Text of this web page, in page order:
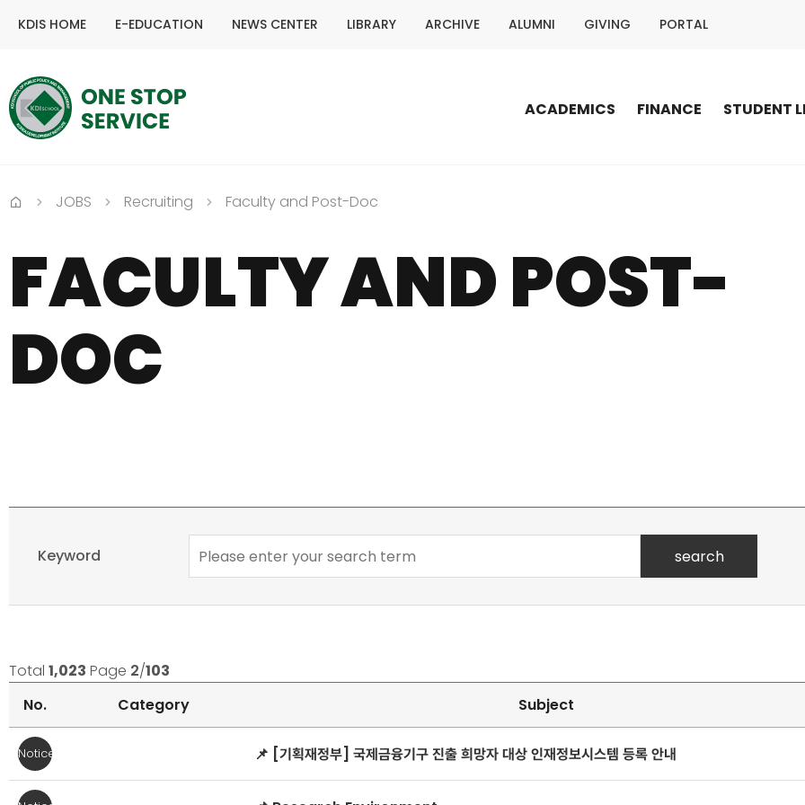
KDIS HOME E-EDUCATION NEWS CENTER LIBRARY ARCHIVE ALUMNI GIVING PORTAL
ACADEMICS FINANCE STUDENT
FACULTY AND POST-
DOC
JOBS Recruiting Faculty and Post-Doc
Postings
Search
검
색,
워
드
검
Keyword search
Total 1,023 Page 2/103
JOBS
Student
No. Category Subject
Notice 📌 [기획재정부] 국제금융기구 진출 희망자 대상 인재정보시스템 등록 안내